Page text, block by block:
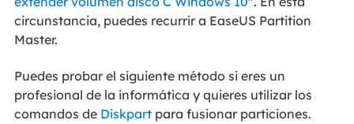
circunstancia, puedes recurrir a EaseUS Partition
Master.
Puedes probar el siguiente método si eres un
profesional de la informática y quieres utilizar los
comandos de Diskpartpara fusionar particiones.